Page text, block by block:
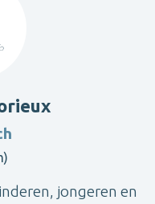
jongeren en